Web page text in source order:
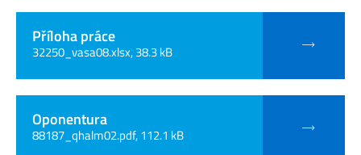
Příloha práce
32250_vasa08.xlsx, 38.3 kB
Oponentura
88187_qhalm02.pdf, 112.1 kB